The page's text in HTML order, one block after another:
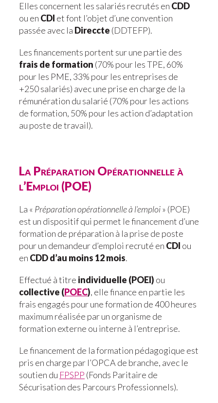
Elles concernent les salariés recrutés en CDD
ou en CDI et font l’objet d’une convention
passée avec la Direccte (DDTEFP).
Les financements portent sur une partie des
frais de formation (70% pour les TPE, 60%
pour les PME, 33% pour les entreprises de
+250 salariés) avec une prise en charge de la
rémunération du salarié (70% pour les actions
de formation, 50% pour les action d’adaptation
au poste de travail).
La Préparation Opérationnelle à
l’Emploi (POE)
La « Préparation opérationnelle à l’emploi» (POE)
est un dispositif qui permet le financement d’une
formation de préparation à la prise de poste
pour un demandeur d’emploi recruté en CDI ou
en CDD d’au moins 12 mois.
Effectué à titre individuelle (POEI) ou
collective (POEC), elle finance en partie les
frais engagés pour une formation de 400 heures
maximum réalisée par un organisme de
formation externe ou interne à l’entreprise.
Le financement de la formation pédagogique est
pris en charge par l’OPCA de branche, avec le
soutien du FPSPP (Fonds Paritaire de
Sécurisation des Parcours Professionnels).